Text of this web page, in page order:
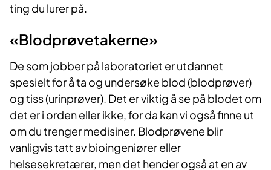
ting du lurer på.
«Blodprøvetakerne»
De som jobber på laboratoriet er utdannet
spesielt for å ta og undersøke blod (blodprøver)
og tiss (urinprøver). Det er viktig å se på blodet om
det er i orden eller ikke, for da kan vi også finne ut
om du trenger medisiner. Blodprøvene blir
vanligvis tatt av bioingeniører eller
helsesekretærer, men det hender også at en av